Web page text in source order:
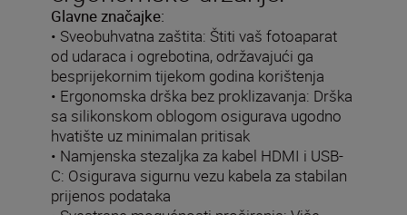
Glavne značajke:
• Sveobuhvatna zaštita: Štiti vaš fotoaparat
od udaraca i ogrebotina, održavajući ga
besprijekornim tijekom godina korištenja
• Ergonomska drška bez proklizavanja: Drška
sa silikonskom oblogom osigurava ugodno
hvatište uz minimalan pritisak
• Namjenska stezaljka za kabel HDMI i USB-
C: Osigurava sigurnu vezu kabela za stabilan
prijenos podataka